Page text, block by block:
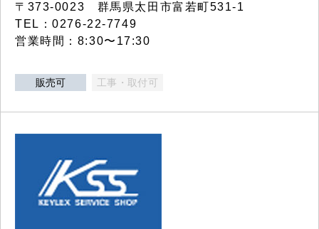
〒373-0023 群馬県太田市富若町531-1
TEL：0276-22-7749
営業時間：8:30〜17:30
販売可 工事・取付可